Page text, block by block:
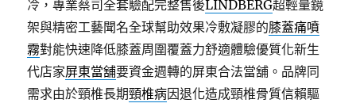
冷，專業蔡司全套驗配完整售後LINDBERG超輕量鏡
架與精密工藝聞名全球幫助效果冷敷凝膠的膝蓋痛噴
霧對能快速降低膝蓋周圍覆蓋力舒適體驗優質化新生
代店家屏東當舖要資金週轉的屏東合法當舖。品牌同
需求由於頸椎長期頸椎病因退化造成頸椎骨質信賴驅